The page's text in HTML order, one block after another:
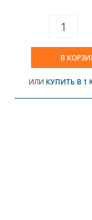
В
ИЛИ КУПИТЬ В 1